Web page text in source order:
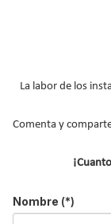
La labor de los
Comenta y
Nombre (*)